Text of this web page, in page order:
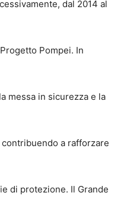
dal 2014 al
Pompei. In
messa in sicurezza e la
a rafforzare
di protezione. Il Grande